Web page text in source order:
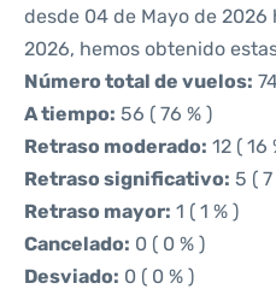
desde 04 de Mayo de
2026, hemos obtenido
Número total de vuelos:
A tiempo: 56 ( 76 % )
Retraso moderado: 12 ( 16
Retraso significativo: 5 ( 7
Retraso mayor: 1 ( 1 % )
Cancelado: 0 ( 0 % )
Desviado: 0 ( 0 % )